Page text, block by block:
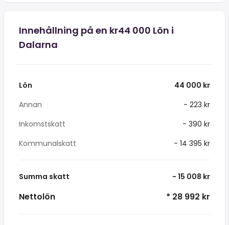
Innehållning på en kr44 000 Lön i
Dalarna
Lön
44 000 kr
Annan
- 223 kr
Inkomstskatt
- 390 kr
Kommunalskatt
- 14 395 kr
Summa skatt - 15 008 kr
Nettolön * 28 992 kr